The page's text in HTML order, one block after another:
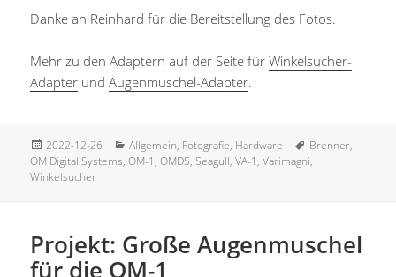
Danke an Reinhard für die Bereitstellung des Fotos.
Mehr zu den Adaptern auf der Seite fürWinkelsucher-
Adapter undAugenmuschel-Adapter.
Veröffentlicht
am
2022-12-26 Kategorien
Allgemein, Fotografie, Hardware Schlagwörter
Brenner,
OM Digital Systems,OM-1 ,OMDS,Seagull,VA-1 ,Varimagni,
Winkelsucher
Projekt: Große Augenmuschel
für die OM-1